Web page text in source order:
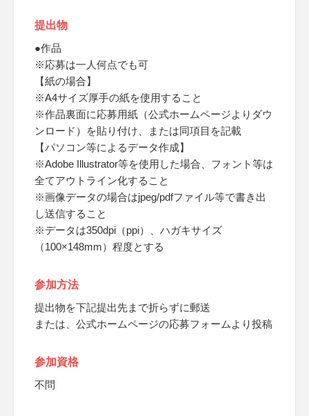
提出物
●作品
※応募は一人何点でも可
【紙の場合】
※A4サイズ厚手の紙を使用すること
※作品裏面に応募用紙（公式ホームページよりダウ
ンロード）を貼り付け、または同項目を記載
【パソコン等によるデータ作成】
※Adobe Illustrator等を使用した場合、フォント等は
全てアウトライン化すること
※画像データの場合はjpeg/pdfファイル等で書き出
し送信すること
※データは350dpi（ppi）、ハガキサイズ
（100×148mm）程度とする
参加方法
提出物を下記提出先まで折らずに郵送
または、公式ホームページの応募フォームより投稿
参加資格
不問